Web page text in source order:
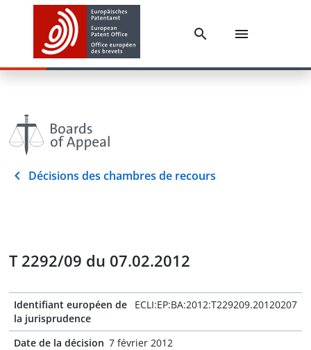
Décisions des chambres de recours
T 2292/09 du 07.02.2012
Identifiant européen de
la jurisprudence
ECLI:EP:BA:2012:T229209.20120207
Date de la décision 7 février 2012